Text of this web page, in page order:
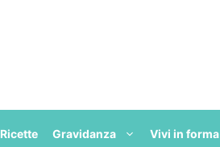
Ricette Gravidanza Vivi in forma